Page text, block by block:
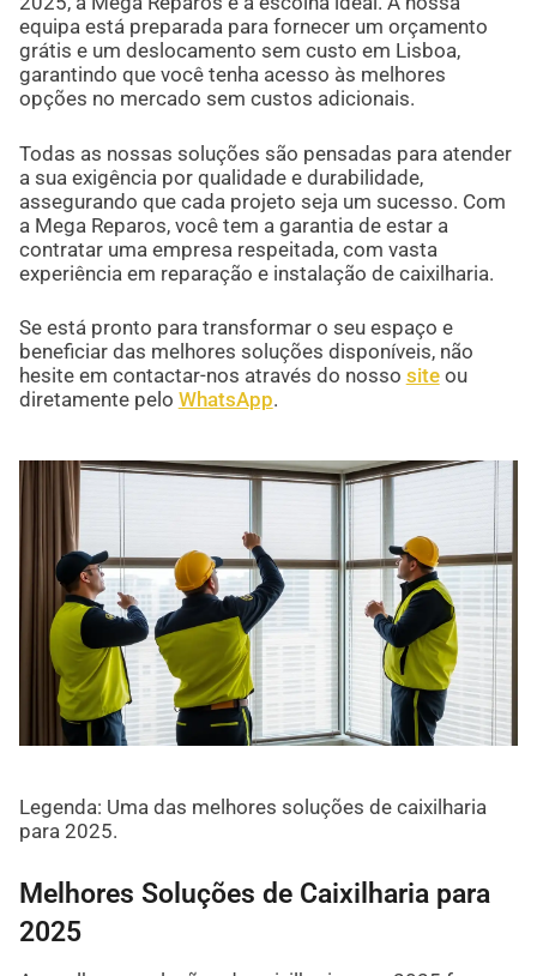
equipa está preparada para fornecer um orçamento
grátis e um deslocamento sem custo em Lisboa,
garantindo que você tenha acesso às melhores
opções no mercado sem custos adicionais.
Todas as nossas soluções são pensadas para atender
a sua exigência por qualidade e durabilidade,
assegurando que cada projeto seja um sucesso. Com
a Mega Reparos, você tem a garantia de estar a
contratar uma empresa respeitada, com vasta
experiência em reparação e instalação de caixilharia.
Se está pronto para transformar o seu espaço e
beneficiar das melhores soluções disponíveis, não
hesite em contactar-nos através do nosso siteou
diretamente pelo WhatsApp.
Legenda: Uma das melhores soluções de caixilharia
para 2025.
Melhores Soluções de Caixilharia para
2025